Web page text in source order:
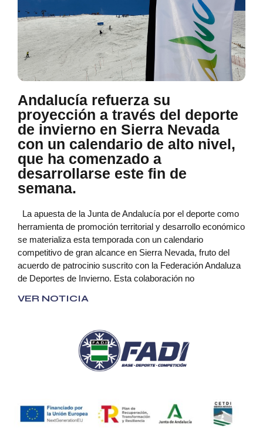
Andalucía refuerza su
proyección a través del deporte
de invierno en Sierra Nevada
con un calendario de alto nivel,
que ha comenzado a
desarrollarse este fin de
semana.
La apuesta de la Junta de Andalucía por el deporte como
herramienta de promoción territorial y desarrollo económico
se materializa esta temporada con un calendario
competitivo de gran alcance en Sierra Nevada, fruto del
acuerdo de patrocinio suscrito con la Federación Andaluza
de Deportes de Invierno. Esta colaboración no
VER NOTICIA